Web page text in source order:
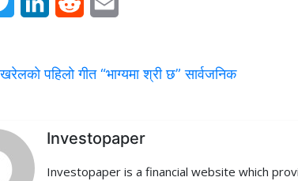
d
I
t
पहिलाे गीत “भाग्यमा श्री छ” सार्वजनिक
Investopaper
Investopaper is a financial website which